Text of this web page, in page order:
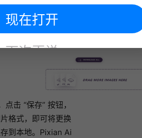
击 “保存” 按钮，
格式，即可将更换
到本地。Pixian Ai
现在打开
下次再说